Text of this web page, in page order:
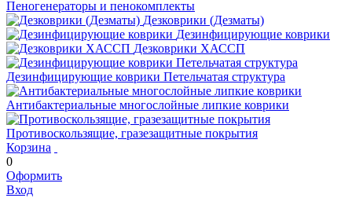
Пеногенераторы и пенокомплекты
Дезковрики (Дезматы)
Дезинфицирующие коврики
Дезковрики ХАССП
Дезинфицирующие коврики Петельчатая структура
Антибактериальные многослойные липкие коврики
Противоскользящие, гразезащитные покрытия
Корзина
0
Оформить
Вход